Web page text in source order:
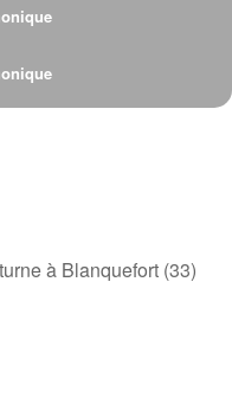
à Blanquefort (33)